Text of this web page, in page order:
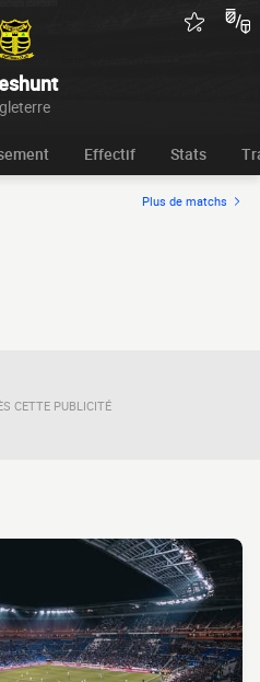
Effectif Stats
Plus de matchs
CETTE PUBLICITÉ